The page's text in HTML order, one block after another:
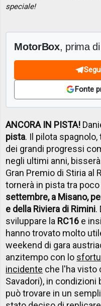
speciale!
MotorBox, prima
Fonte
ANCORA IN PISTA!
pista. Il pilota
dei grandi progressi
negli ultimi anni,
Gran Premio di Stiria al
tornerà in pista tra
settembre, a Misano,
e della Riviera di Rimini.
sviluppare la RC16 e
hanno trovato molto
weekend di gara
anzitempo con lo
incidente che l'ha visto
Savadori), in
può trovare in un